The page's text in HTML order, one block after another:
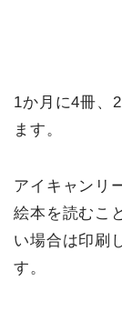
1か月に4冊、
ます。
アイキャンリ
絵本を読むこ
い場合は印刷
す。